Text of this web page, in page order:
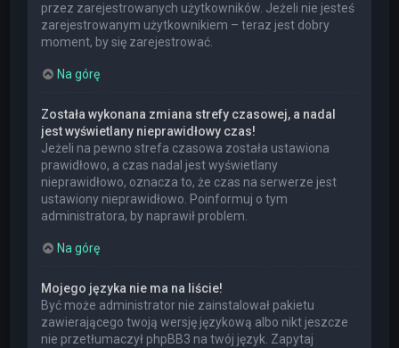
przez zarejestrowanych użytkowników. Jeżeli nie jesteś
zarejestrowanym użytkownikiem – teraz jest dobry
moment, by się zarejestrować.
Na górę
Została wykonana zmiana strefy czasowej, a nadal
jest wyświetlany nieprawidłowy czas!
Jeżeli na pewno strefa czasowa została ustawiona
prawidłowo, a czas nadal jest wyświetlany
nieprawidłowo, oznacza to, że czas na serwerze jest
ustawiony nieprawidłowo. Poinformuj o tym
administratora, by naprawił problem.
Na górę
Mojego języka nie ma na liście!
Być może administrator nie zainstalował pakietu
zawierającego twoją wersję językową albo nikt jeszcze
nie przetłumaczył phpBB3 na twój język. Zapytaj